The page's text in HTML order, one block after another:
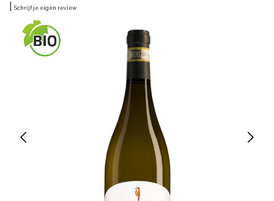
Schrijf je eigen review